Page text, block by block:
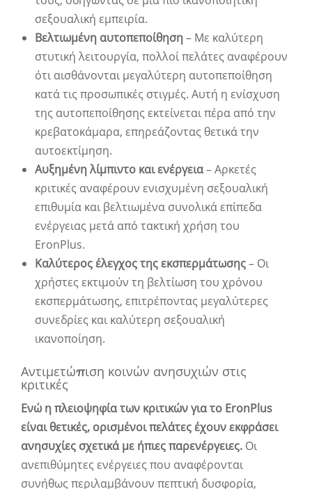
σεξουαλική εμπειρία.
Βελτιωμένη αυτοπεποίθηση– Με καλύτερη
στυτική λειτουργία, πολλοί πελάτες αναφέρουν
ότι αισθάνονται μεγαλύτερη αυτοπεποίθηση
κατά τις προσωπικές στιγμές. Αυτή η ενίσχυση
της αυτοπεποίθησης εκτείνεται πέρα ​​από την
κρεβατοκάμαρα, επηρεάζοντας θετικά την
αυτοεκτίμηση.
Αυξημένη λίμπιντο και ενέργεια– Αρκετές
κριτικές αναφέρουν ενισχυμένη σεξουαλική
επιθυμία και βελτιωμένα συνολικά επίπεδα
ενέργειας μετά από τακτική χρήση του
EronPlus.
Καλύτερος έλεγχος της εκσπερμάτωσης– Οι
χρήστες εκτιμούν τη βελτίωση του χρόνου
εκσπερμάτωσης, επιτρέποντας μεγαλύτερες
συνεδρίες και καλύτερη σεξουαλική
ικανοποίηση.
Αντιμετώπιση κοινών ανησυχιών στις
κριτικές
Ενώ η πλειοψηφία των κριτικών για το EronPlus
είναι θετικές, ορισμένοι πελάτες έχουν εκφράσει
ανησυχίες σχετικά με ήπιες παρενέργειες. Οι
ανεπιθύμητες ενέργειες που αναφέρονται
συνήθως περιλαμβάνουν πεπτική δυσφορία,